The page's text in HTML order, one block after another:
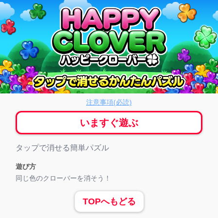
ピークローバー
注意事項(必読)
いますぐ遊ぶ
ゲーム紹介
タップで消せる簡単パズル
遊び方
同じ色のクローバーを消そう！
TOPへもどる